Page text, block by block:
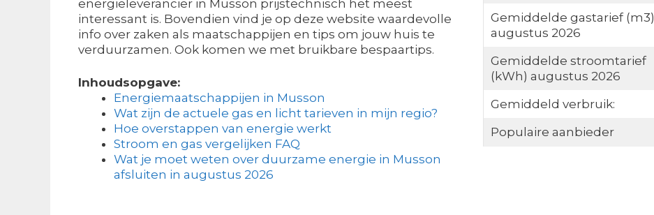
energieleverancier in Musson prijstechnisch het meest
interessant is. Bovendien vind je op deze website waardevolle
info over zaken als maatschappijen en tips om jouw huis te
verduurzamen. Ook komen we met bruikbare bespaartips.
Inhoudsopgave:
Energiemaatschappijen in Musson
Wat zijn de actuele gas en licht tarieven in mijn regio?
Hoe overstappen van energie werkt
Stroom en gas vergelijken FAQ
Wat je moet weten over duurzame energie in Musson
afsluiten in augustus 2026
Gemiddelde gastarief (m3)
augustus 2026
Gemiddelde stroomtarief
(kWh) augustus 2026
Gemiddeld verbruik:
Populaire aanbieder